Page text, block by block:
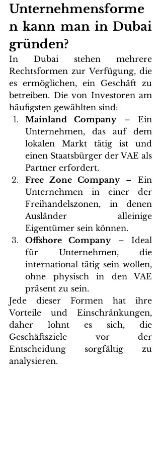
Unternehmensforme
n kann man in Dubai
gründen?
In Dubai stehen mehrere
Rechtsformen zur Verfügung, die
es ermöglichen, ein Geschäft zu
betreiben. Die von Investoren am
häufigsten gewählten sind:
Mainland Company – Ein
Unternehmen, das auf dem
lokalen Markt tätig ist und
einen Staatsbürger der VAE als
Partner erfordert.
Free Zone Company – Ein
Unternehmen in einer der
Freihandelszonen, in denen
Ausländer alleinige
Eigentümer sein können.
Offshore Company – Ideal
für Unternehmen, die
international tätig sein wollen,
ohne physisch in den VAE
präsent zu sein.
Jede dieser Formen hat ihre
Vorteile und Einschränkungen,
daher lohnt es sich, die
Geschäftsziele vor der
Entscheidung sorgfältig zu
analysieren.